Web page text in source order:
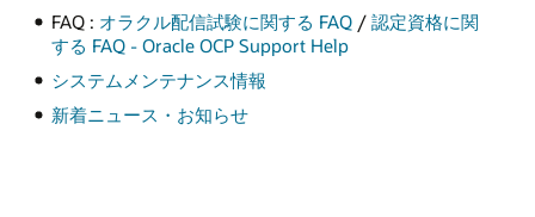
FAQ : オラクル配信試験に関する FAQ/ 認定資格に関
する FAQ - Oracle OCP Support Help
システムメンテナンス情報
新着ニュース・お知らせ